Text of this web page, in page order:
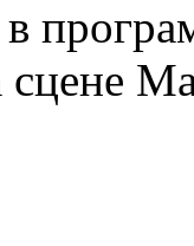
в
сцене